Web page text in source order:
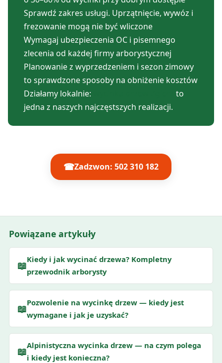
Sprawdź zakres usługi. Uprzątnięcie, wywóz i
frezowanie mogą nie być wliczone
Wymagaj ubezpieczenia OC i pisemnego
zlecenia od każdej firmy arborystycznej
Planowanie z wyprzedzeniem i sezon zimowy
to sprawdzone sposoby na obniżenie kosztów
Działamy lokalnie:
to
jedna z naszych najczęstszych realizacji.
☎Zadzwon: 502 310 182
Powiązane artykuły
📖Kiedy i jak wycinać drzewa? Kompletny
przewodnik arborysty
📖Pozwolenie na wycinkę drzew — kiedy jest
wymagane i jak je uzyskać?
📖Alpinistyczna wycinka drzew — na czym polega
i kiedy jest konieczna?